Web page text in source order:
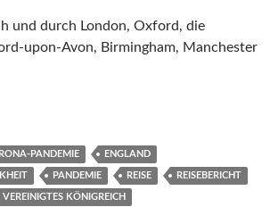
und durch London, Oxford, die
upon-Avon, Birmingham, Manchester
Wie ich 700 Kilometer durch
PANDEMIE ENGLAND
PANDEMIE REISE REISEBERICHT
VEREINIGTES KÖNIGREICH